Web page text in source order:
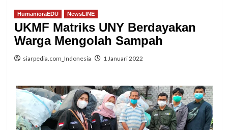
HumanioraEDU NewsLINE
UKMF Matriks UNY Berdayakan
Warga Mengolah Sampah
siarpedia.com_Indonesia 1 Januari 2022